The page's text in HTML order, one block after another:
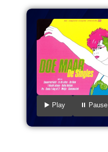
▶️ Play ⏸️ Pause